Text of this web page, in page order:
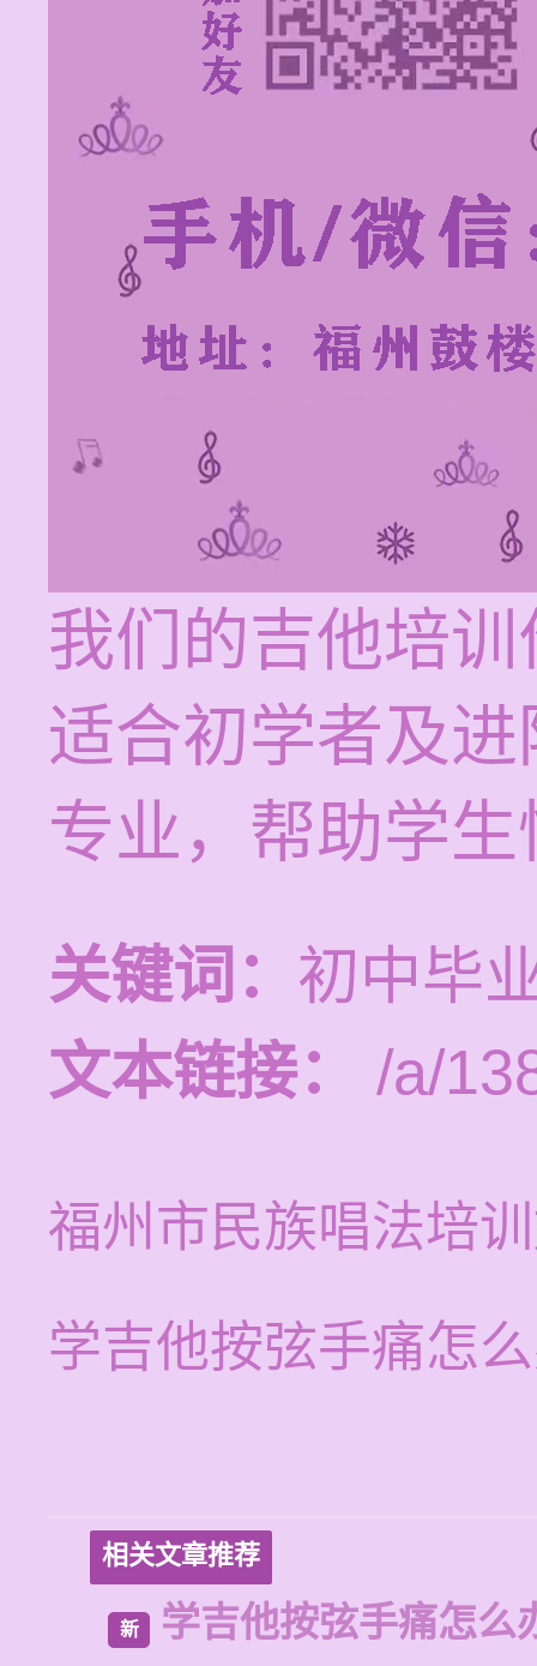
我们的吉他培
适合初学者及
专业，帮助学
关键词： 初中毕
文本链接：
/a/
福州市民族唱法培
学吉他按弦手痛怎
相关文章推荐
新 学吉他按弦手痛怎么